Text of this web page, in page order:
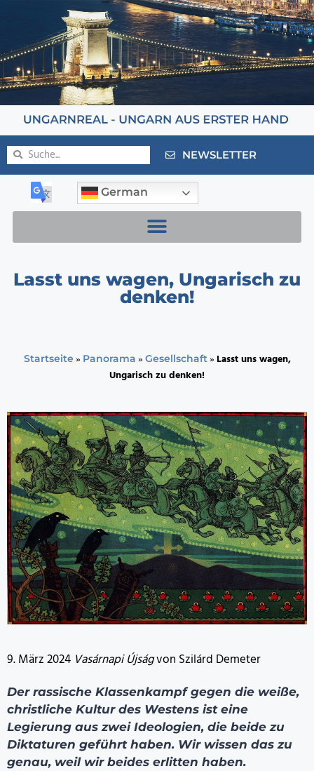
NEWSLETTER
German
Lasst uns wagen, Ungarisch zu
denken!
Startseite » Panorama » Gesellschaft»Lasst uns wagen,
Ungarisch zu denken!
9. März 2024 Vasárnapi Újságvon Szilárd Demeter
Der rassische Klassenkampf gegen die weiße,
christliche Kultur des Westens ist eine
Legierung aus zwei Ideologien, die beide zu
Diktaturen geführt haben. Wir wissen das zu
genau, weil wir beides erlitten haben.